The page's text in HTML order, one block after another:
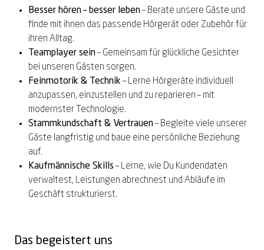
Besser hören – besser leben– Berate unsere Gäste und
finde mit ihnen das passende Hörgerät oder Zubehör für
ihren Alltag.
Teamplayer sein– Gemeinsam für glückliche Gesichter
bei unseren Gästen sorgen.
Feinmotorik & Technik– Lerne Hörgeräte individuell
anzupassen, einzustellen und zu reparieren– mit
modernster Technologie.
Stammkundschaft & Vertrauen– Begleite viele unserer
Gäste langfristig und baue eine persönliche Beziehung
auf.
Kaufmännische Skills– Lerne, wie Du Kundendaten
verwaltest, Leistungen abrechnest und Abläufe im
Geschäft strukturierst.
Das begeistert uns